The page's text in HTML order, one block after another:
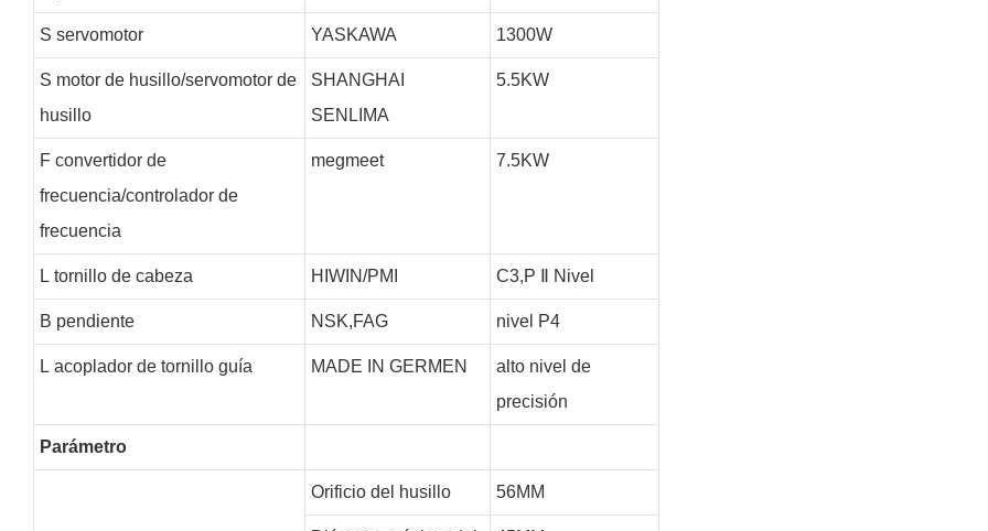
S servomotor YASKAWA 1300W
S motor de husillo/servomotor de
husillo
SHANGHAI
SENLIMA
5.5KW
Fconvertidor de
frecuencia/controlador de
frecuencia
megmeet 7.5KW
L tornillo de cabeza HIWIN/PMI C3,P Nivel
B pendiente NSK,FAG nivel P4
L acoplador de tornillo guía MADE IN GERMEN
alto nivel de
precisión
Parámetro
Orificio del husillo 56MM